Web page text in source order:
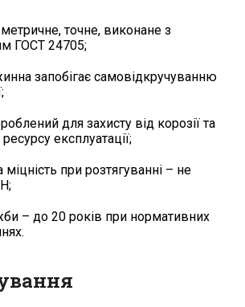
точне, виконане з
ГОСТ 24705;
запобігає самовідкручуванню
для захисту від корозії та
експлуатації;
міцність при розтягуванні – не
– до 20 років при нормативних